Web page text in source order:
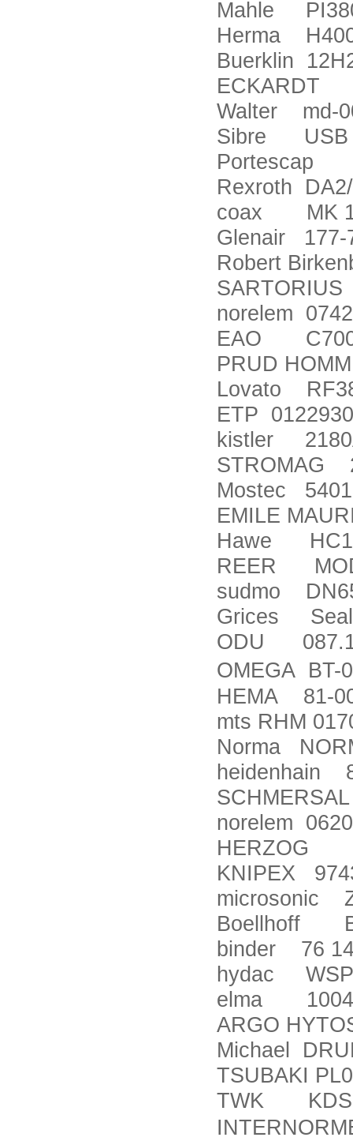
Mahle
Herma
Buerklin
ECKARDT
Walter md-
Sibre USB
Portescap
Rexroth
coax MK
Glenair 177-
Robert
norelem
EAO
PRUD
Lovato
ETP
kistler
STROMAG
Mostec 5401
EMILE
Hawe
REER
sudmo
Grices Seal
ODU
OMEGA BT-
HEMA 81-
mts RHM
Norma
heidenhain
norelem
HERZOG
KNIPEX
microsonic
Boellhoff
binder 76
hydac
elma
ARGO
Michael
TSUBAKI
TWK